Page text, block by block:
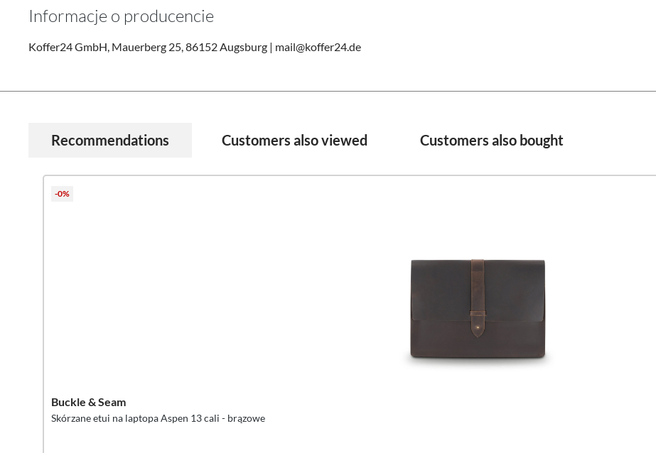
Informacje o producencie
Koffer24 GmbH, Mauerberg 25, 86152 Augsburg | mail@koffer24.de
Recommendations Customers also viewed Customers also bought
-0%
Buckle & Seam
Skórzane etui na laptopa Aspen 13 cali - brązowe